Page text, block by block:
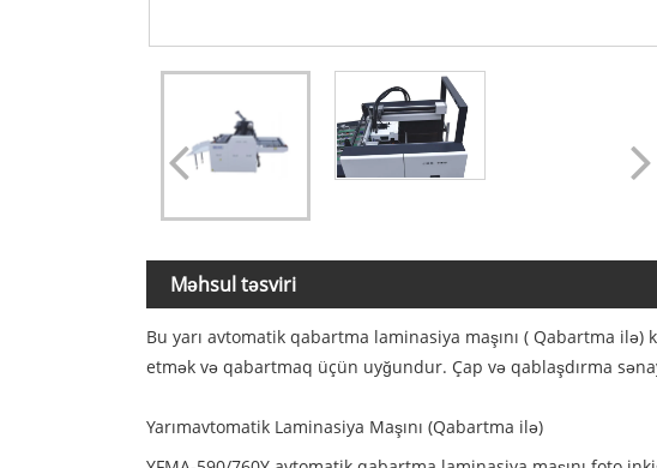
Məhsul təsviri
Bu yarı avtomatik qabartma laminasiya maşını ( Qabartma
etmək və qabartmaq üçün uyğundur. Çap və qablaşdırma
Yarımavtomatik Laminasiya Maşını (Qabartma ilə)